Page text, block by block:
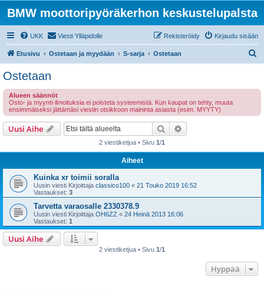
BMW moottoripyöräkerhon keskustelupalsta
UKK Viesti Ylläpidolle Kirjaudu sisään
Rekisteröidy
Etusivu Ostetaan ja myydään S-sarja Ostetaan
Ostetaan
Alueen säännöt
Osto- ja myynti-ilmoituksia ei poisteta systeemistä. Kun kaupat on tehty, muuta
ensimmäiseksi jättämäsi viestin otsikkoon maininta asiasta (esim. MYYTY)
Uusi Aihe Etsi
2 viestiketjua • Sivu 1/1
Aiheet
Kuinka xr toimii soralla
Uusin viesti Kirjoittaja classico100 « 21 Touko 2019 16:52
Vastaukset: 3
Tarvetta varaosalle 2330378.9
Uusin viesti Kirjoittaja OH6ZZ « 24 Heinä 2013 16:06
Vastaukset: 1
Uusi Aihe
2 viestiketjua • Sivu 1/1
Hyppää